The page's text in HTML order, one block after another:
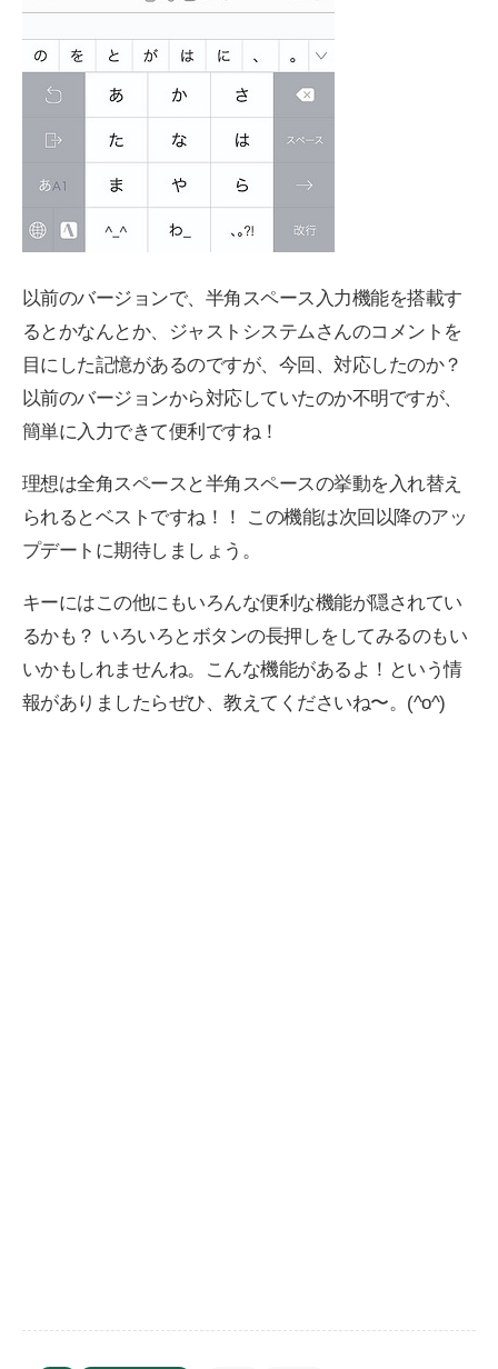
以前のバージョンで、半角スペース入力機能を搭載す
るとかなんとか、ジャストシステムさんのコメントを
目にした記憶があるのですが、今回、対応したのか？
以前のバージョンから対応していたのか不明ですが、
簡単に入力できて便利ですね！
理想は全角スペースと半角スペースの挙動を入れ替え
られるとベストですね！！ この機能は次回以降のアッ
プデートに期待しましょう。
キーにはこの他にもいろんな便利な機能が隠されてい
るかも？ いろいろとボタンの長押しをしてみるのもい
いかもしれませんね。こんな機能があるよ！という情
報がありましたらぜひ、教えてくださいね〜。(^o^)